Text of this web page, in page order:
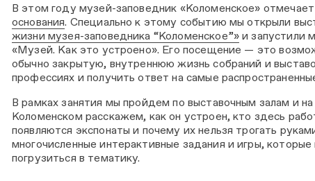
В этом году музей-заповедник «Коломенское»
основания. Специально к этому событию мы открыли
жизни музея-заповедника “Коломенское”» и запустили
«Музей. Как это устроено». Его посещение — это
обычно закрытую, внутреннюю жизнь собраний и
профессиях и получить ответ на самые
В рамках занятия мы пройдем по выставочным залам и
Коломенском расскажем, как он устроен, кто здесь
появляются экспонаты и почему их нельзя трогать
многочисленные интерактивные задания и игры,
погрузиться в тематику.